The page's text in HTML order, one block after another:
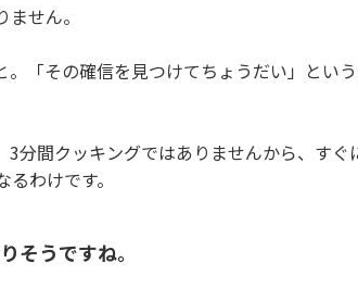
せん。
「その確信を見つけてちょうだい」とい
分間クッキングではありませんから、す
わけです。
そうですね。